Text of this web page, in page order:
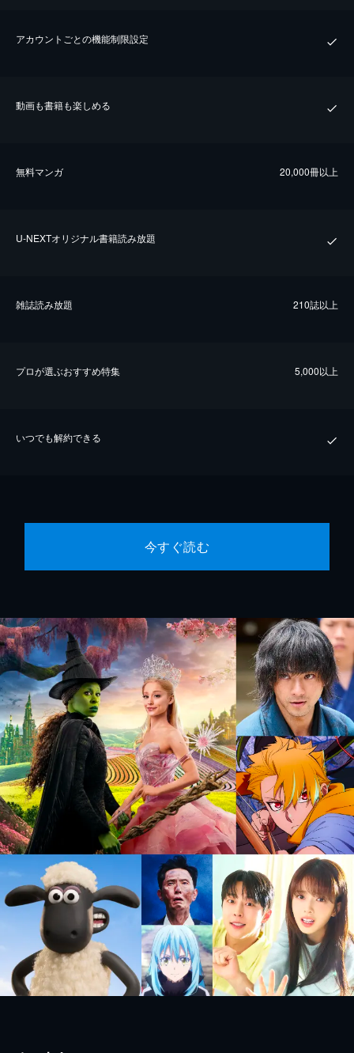
アカウントごとの機能制限設定
動画も書籍も楽しめる
無料マンガ 20,000冊以上
U-NEXTオリジナル書籍読み放題
雑誌読み放題 210誌以上
プロが選ぶおすすめ特集 5,000以上
いつでも解約できる
今すぐ読む